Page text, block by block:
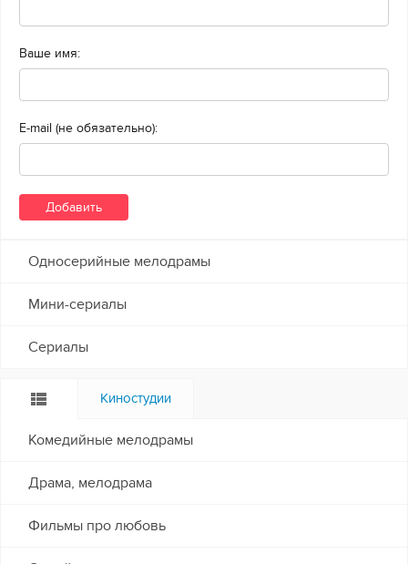
Ваше имя:
E-mail (не обязательно):
Односерийные мелодрамы
Мини-сериалы
Сериалы
Киностудии
Комедийные мелодрамы
Драма, мелодрама
Фильмы про любовь